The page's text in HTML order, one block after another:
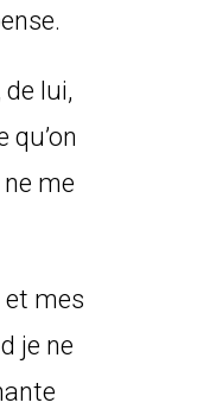
de lui,
qu’on
me
et mes
je ne